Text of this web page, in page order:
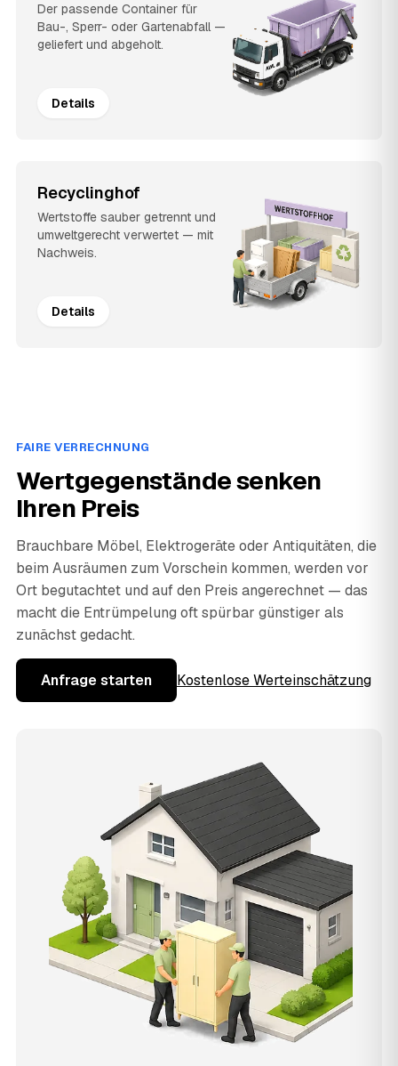
Der passende Container für
Bau-, Sperr- oder Gartenabfall —
geliefert und abgeholt.
Details
Recyclinghof
Wertstoffe sauber getrennt und
umweltgerecht verwertet — mit
Nachweis.
Details
FAIRE VERRECHNUNG
Wertgegenstände senken
Ihren Preis
Brauchbare Möbel, Elektrogeräte oder Antiquitäten, die
beim Ausräumen zum Vorschein kommen, werden vor
Ort begutachtet und auf den Preis angerechnet — das
macht die Entrümpelung oft spürbar günstiger als
zunächst gedacht.
Anfrage starten Kostenlose Werteinschätzung